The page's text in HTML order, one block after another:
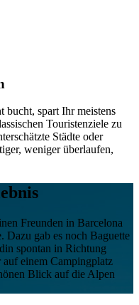
bucht, spart Ihr meistens
Touristenziele zu
Städte oder
weniger überlaufen,
Freunden in Barcelona
Dazu gab es noch Baguette
spontan in Richtung
einem Campingplatz
Blick auf die Alpen